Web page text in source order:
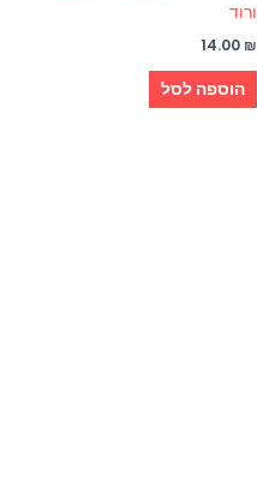
ורוד
14.00 ₪
הוספה לסל